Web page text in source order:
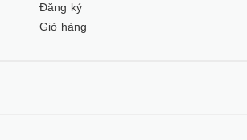
Đăng ký
Giỏ hàng